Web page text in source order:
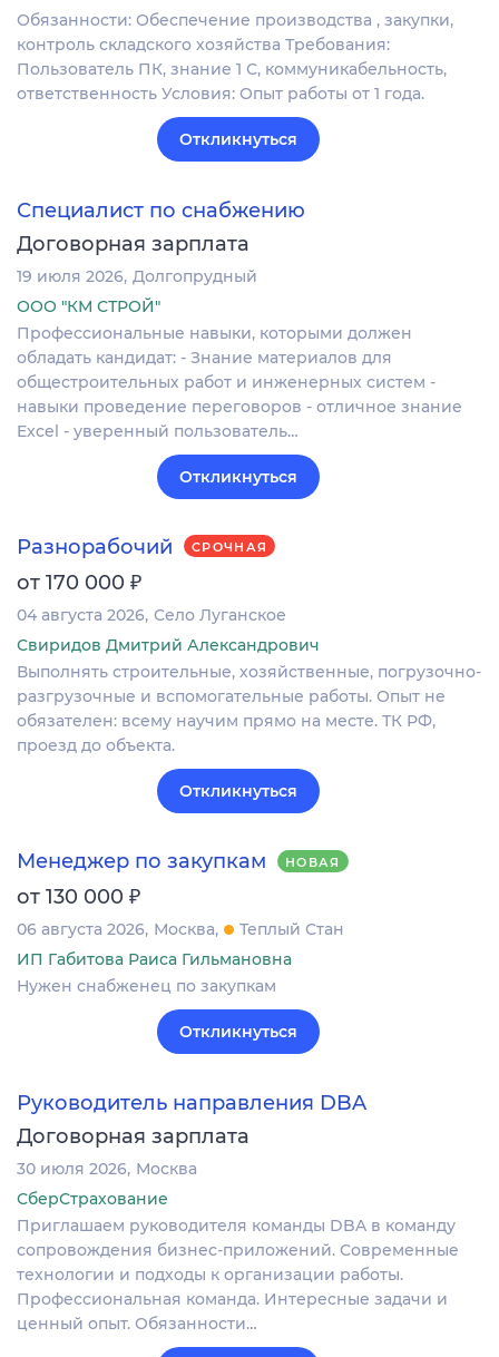
Обязанности: Обеспечение производства , закупки,
контроль складского хозяйства Требования:
Пользователь ПК, знание 1 С, коммуникабельность,
ответственность Условия: Опыт работы от 1 года.
Откликнуться
Специалист по снабжению
Договорная зарплата
19 июля 2026 Долгопрудный
ООО "КМ СТРОЙ"
Профессиональные навыки, которыми должен
обладать кандидат: - Знание материалов для
общестроительных работ и инженерных систем -
навыки проведение переговоров - отличное знание
Excel - уверенный пользователь…
Откликнуться
Разнорабочий СРОЧНАЯ
от 170 000 ₽
04 августа 2026 Село Луганское
Свиридов Дмитрий Александрович
Выполнять строительные, хозяйственные, погрузочно-
разгрузочные и вспомогательные работы. Опыт не
обязателен: всему научим прямо на месте. ТК РФ,
проезд до объекта.
Откликнуться
Менеджер по закупкам НОВАЯ
от 130 000 ₽
06 августа 2026 Москва
Теплый Стан
ИП Габитова Раиса Гильмановна
Нужен снабженец по закупкам
Откликнуться
Руководитель направления DBA
Договорная зарплата
30 июля 2026 Москва
СберСтрахование
Приглашаем руководителя команды DBA в команду
сопровождения бизнес-приложений. Современные
технологии и подходы к организации работы.
Профессиональная команда. Интересные задачи и
ценный опыт. Обязанности…